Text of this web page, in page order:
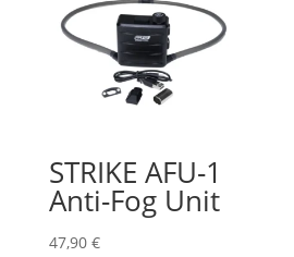
STRIKE AFU-1
Anti-Fog Unit
47,90 €